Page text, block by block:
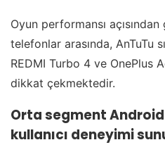
Oyun performansı
telefonlar arasında, AnTuTu
REDMI Turbo 4 ve OnePlus
dikkat çekmektedir.
Orta segment
kullanıcı deneyimi